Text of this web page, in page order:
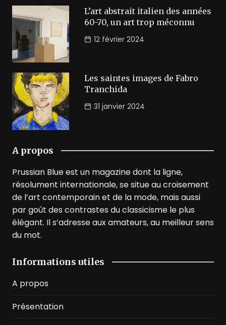
L’art abstrait italien des années
60-70, un art trop méconnu
12 février 2024
Les saintes images de Fabro
Tranchida
31 janvier 2024
A propos
Prussian Blue est un magazine dont la ligne,
résolument internationale, se situe au croisement
de l’art contemporain et de la mode, mais aussi
par goût des contrastes du classicisme le plus
élégant. Il s’adresse aux amateurs, au meilleur sens
du mot.
Informations utiles
A propos
Présentation